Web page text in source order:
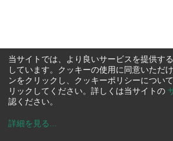
当サイトでは、より良いサービスを提供す
しています。クッキーの使用に同意いただ
ンをクリックし、クッキーポリシーについ
リックしてください。詳しくは当サイトの
認ください。
詳細を見る ...